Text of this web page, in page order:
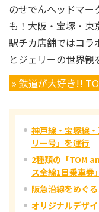
のせでんヘッドマ
も！大阪・宝塚・東
駅チカ店舗ではコラ
とジェリーの世界観
» 鉄道が大好き!!
神戸線・宝塚線
リー号」を運行
2種類の「TOM
ス全線1日乗車券
阪急沿線をめぐ
オリジナルデザ